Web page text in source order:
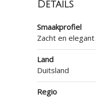
Details
Smaakprofiel
Zacht en elegant
Land
Duitsland
Regio